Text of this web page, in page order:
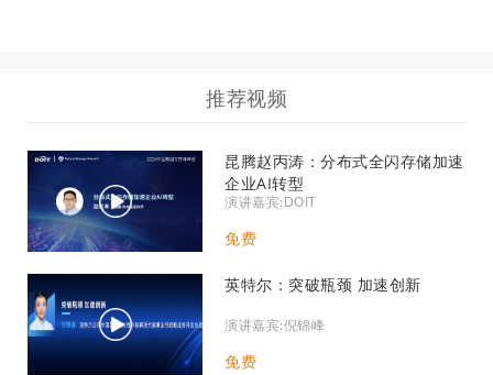
推荐视频
昆腾赵丙涛：分布式全闪存储加速
企业AI转型
演讲嘉宾:DOIT
免费
英特尔：突破瓶颈 加速创新
演讲嘉宾:倪锦峰
免费